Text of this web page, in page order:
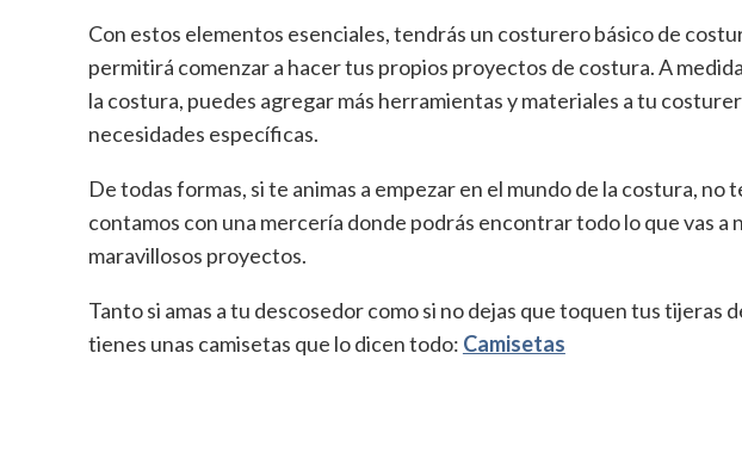
Con estos elementos esenciales, tendrás un costurero básico de
permitirá comenzar a hacer tus propios proyectos de costura. A
la costura, puedes agregar más herramientas y materiales a tu
necesidades específicas.
De todas formas, si te animas a empezar en el mundo de la costura, no
contamos con una mercería donde podrás encontrar todo lo que vas a
maravillosos proyectos.
Tanto si amas a tu descosedor como si no dejas que toquen tus tijeras
tienes unas camisetas que lo dicen todo: Camisetas